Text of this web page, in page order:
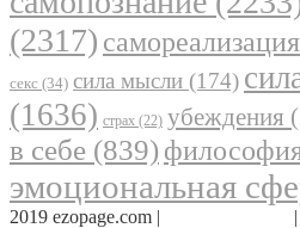
(2317) самореализация
секс (34) сила мысли (174)
(1636) страх (22) убеждения
в себе (839)
эмоциональная
2019 ezopage.com | |